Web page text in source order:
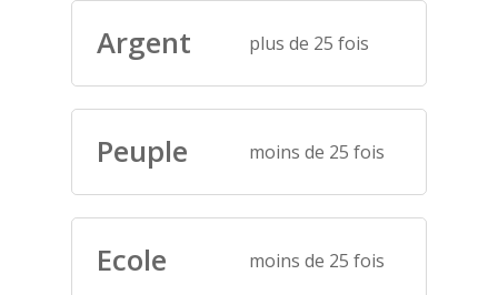
Argent plus de 25 fois
Peuple moins de 25 fois
Ecole moins de 25 fois